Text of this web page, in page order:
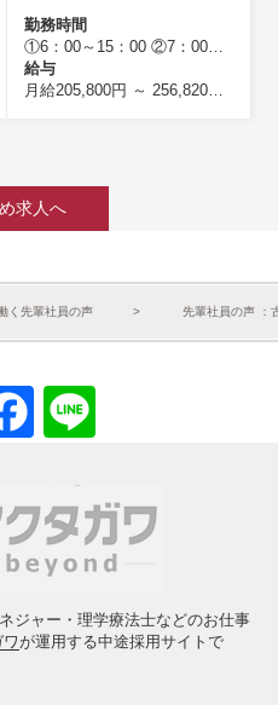
を含む
上） 夜勤手当5,000円/1回 ※夜勤4
護福祉士の場合は224,800円以上) 夜
勤務時間
①6：00～15：00 ②7：00～16：00 ③8：30～17：30 ④9：00～18：00 ⑤10：00～19：00 ⑥13：00～22：00 ⑦22：00～7：00※休憩１時間
給与
月給205,800円 ～ 256,820円
求人へ
く先輩社員の声 先輩社員の声
Facebook
ジャー・理学療法士などのお仕事
ワが運用する中途採用サイトで